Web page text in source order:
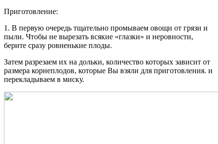
Приготовление:
1. В первую очередь тщательно промываем овощи от грязи и
пыли. Чтобы не вырезать всякие «глазки» и неровности,
берите сразу ровненькие плоды.
Затем разрезаем их на дольки, количество которых зависит от
размера корнеплодов, которые Вы взяли для приготовления. и
перекладываем в миску.